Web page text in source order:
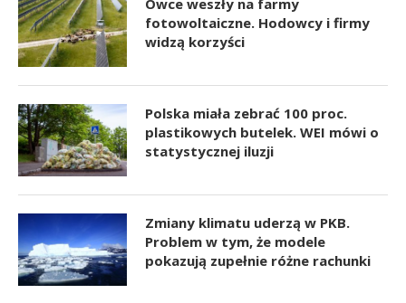
Owce weszły na farmy
fotowoltaiczne. Hodowcy i firmy
widzą korzyści
Polska miała zebrać 100 proc.
plastikowych butelek. WEI mówi o
statystycznej iluzji
Zmiany klimatu uderzą w PKB.
Problem w tym, że modele
pokazują zupełnie różne rachunki